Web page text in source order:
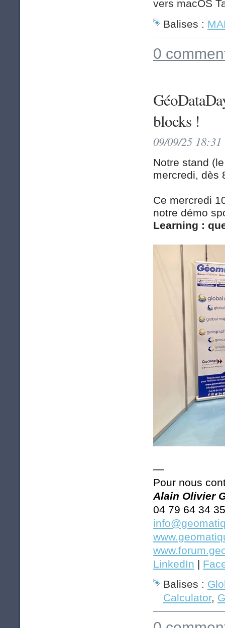
vers macOS
Balises :
0
blocks !
09/09/25
Notre stand
mercredi, dès
Ce mercredi
notre démo
Learning :
—
Pour nous
Alain Olivier
04 79 64 34 35
LinkedIn |
Balises :
Calculator,